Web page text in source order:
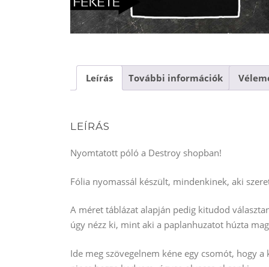
Leírás További információk
LEÍRÁS
Nyomtatott póló a Destroy shopban!
Fólia nyomassál készült, mindenkinek, aki
A méret táblázat alapján pedig kitudod
úgy nézz ki, mint aki a paplanhuzatot húzta
Ide meg szövegelnem kéne egy csomót, hogy